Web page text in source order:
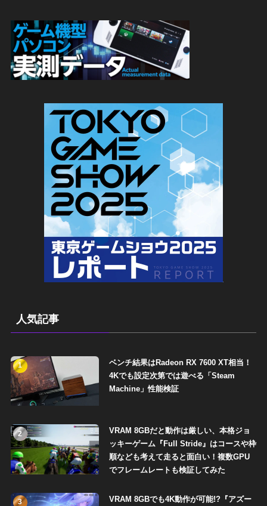
人気記事
1
ベンチ結果はRadeon RX 7600 XT相当！
4Kでも設定次第では遊べる「Steam
Machine」性能検証
2
VRAM 8GBだと動作は厳しい、本格ジョ
ッキーゲーム『Full Stride』はコースや枠
順なども考えて走ると面白い！複数GPU
でフレームレートも検証してみた
3 VRAM 8GBでも4K動作が可能!?『アズー